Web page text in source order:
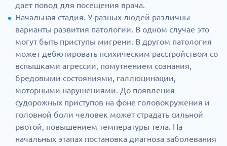
дает повод для посещения врача.
Начальная стадия. У разных людей различны
варианты развития патологии. В одном случае это
могут быть приступы мигрени. В другом патология
может дебютировать психическим расстройством со
вспышками агрессии, помутнением сознания,
бредовыми состояниями, галлюцинации,
моторными нарушениями. До появления
судорожных приступов на фоне головокружения и
головной боли человек может страдать сильной
рвотой, повышением температуры тела. На
начальных этапах постановка диагноза заболевания